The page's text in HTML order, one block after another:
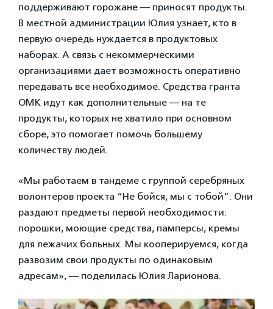
поддерживают горожане — приносят продукты.
В местной администрации Юлия узнает, кто в
первую очередь нуждается в продуктовых
наборах. А связь с некоммерческими
организациями дает возможность оперативно
передавать все необходимое. Средства гранта
ОМК идут как дополнительные — на те
продукты, которых не хватило при основном
сборе, это помогает помочь большему
количеству людей.
«Мы работаем в тандеме с группой серебряных
волонтеров проекта “Не бойся, мы с тобой”. Они
раздают предметы первой необходимости:
порошки, моющие средства, памперсы, кремы
для лежачих больных. Мы кооперируемся, когда
развозим свои продукты по одинаковым
адресам», — поделилась Юлия Ларионова.